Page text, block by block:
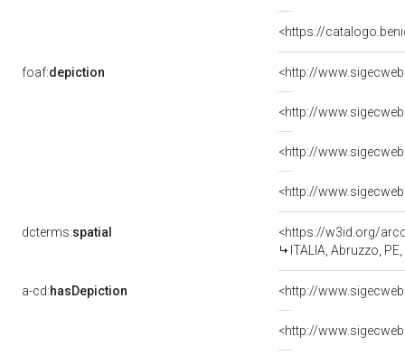
<https://
foaf:depiction <http://
<http://
<http://
<http://
dcterms:spatial
<https://w3id.org/
ITALIA, Abruzzo,
a-cd:hasDepiction <http://
<http://